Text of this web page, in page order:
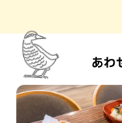
あわ